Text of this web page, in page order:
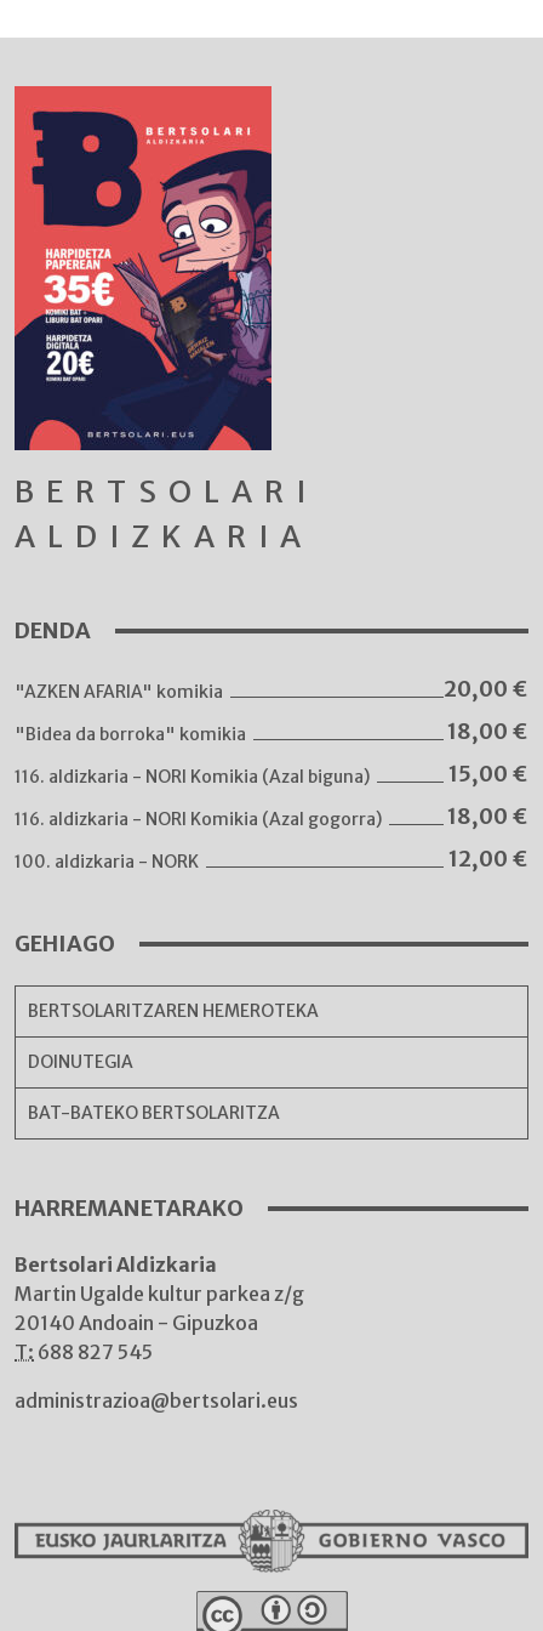
BERTSOLARI
ALDIZKARIA
DENDA
"AZKEN AFARIA" komikia 20,00 €
"Bidea da borroka" komikia 18,00 €
116. aldizkaria - NORI Komikia (Azal biguna) 15,00 €
116. aldizkaria - NORI Komikia (Azal gogorra) 18,00 €
100. aldizkaria - NORK 12,00 €
GEHIAGO
BERTSOLARITZAREN HEMEROTEKA
DOINUTEGIA
BAT-BATEKO BERTSOLARITZA
HARREMANETARAKO
Bertsolari Aldizkaria
Martin Ugalde kultur parkea z/g
20140 Andoain - Gipuzkoa
T: 688 827 545
administrazioa@bertsolari.eus